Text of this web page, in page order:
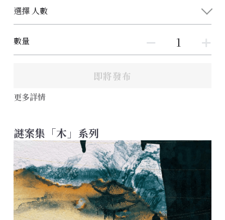
選擇 人數
數量
即將發布
更多詳情
謎案集「木」系列